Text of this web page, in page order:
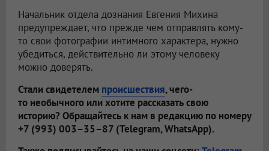
Начальник отдела дознания Евгения Михина
предупреждает, что прежде чем отправлять кому-
то свои фотографии интимного характера, нужно
убедиться, действительно ли этому человеку
можно доверять.
Стали свидетелем происшествия, чего-
то необычного или хотите рассказать свою
историю? Обращайтесь к нам в редакцию по номеру
+7 (993) 003–35–87 (Telegram, WhatsApp).